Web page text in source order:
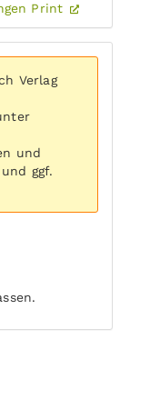
Print
Verlag
und
ggf.